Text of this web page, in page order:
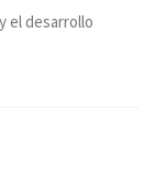
el desarrollo